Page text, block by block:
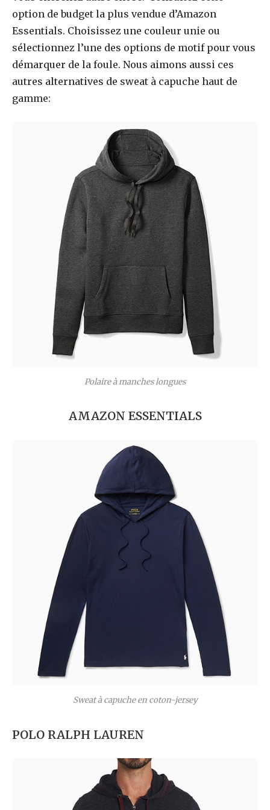
option de budget la plus vendue d’Amazon
Essentials. Choisissez une couleur unie ou
sélectionnez l’une des options de motif pour vous
démarquer de la foule. Nous aimons aussi ces
autres alternatives de sweat à capuche haut de
gamme:
Polaire à manches longues
AMAZON ESSENTIALS
Sweat à capuche en coton-jersey
POLO RALPH LAUREN